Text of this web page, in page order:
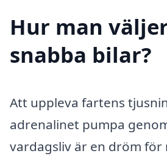
Hur man
snabba bilar?
Att uppleva fartens
adrenalinet pumpa
vardagsliv är en dröm för